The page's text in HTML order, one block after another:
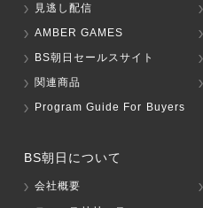
見逃し配信
AMBER GAMES
BS朝日セールスサイト
関連商品
Program Guide For Buyers
BS朝日について
会社概要